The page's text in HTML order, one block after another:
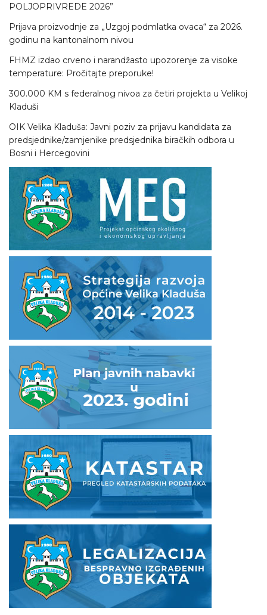
POLJOPRIVREDE 2026”
Prijava proizvodnje za „Uzgoj podmlatka ovaca“ za 2026.
godinu na kantonalnom nivou
FHMZ izdao crveno i narandžasto upozorenje za visoke
temperature: Pročitajte preporuke!
300.000 KM s federalnog nivoa za četiri projekta u Velikoj
Kladuši
OIK Velika Kladuša: Javni poziv za prijavu kandidata za
predsjednike/zamjenike predsjednika biračkih odbora u
Bosni i Hercegovini